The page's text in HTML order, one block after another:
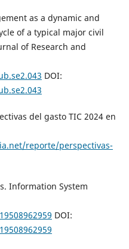
as a dynamic and
of a typical major civil
of Research and
DOI:
del gasto TIC 2024 en
reporte/perspectivas-
Information System
DOI: